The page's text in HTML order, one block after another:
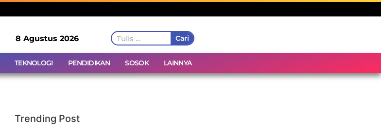
8 Agustus 2026 Cari
TEKNOLOGI PENDIDIKAN SOSOK LAINNYA
Trending Post